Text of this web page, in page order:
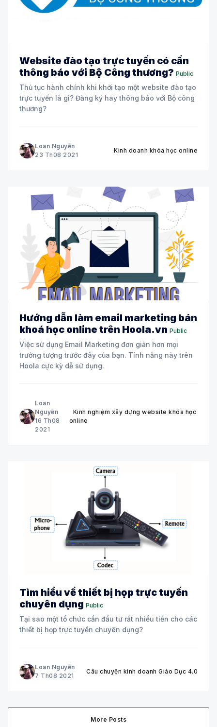
Website đào tạo trực tuyến có cần
thông báo với Bộ Công thương? Public
Thủ tục hành chính khi khởi tạo một website đào tạo
trực tuyến là gì? Đăng ký hay thông báo với Bộ công
thương?
Loan Nguyễn
23 Th08 2021
Kinh doanh khóa học online
Hướng dẫn làm email marketing bán
khoá học online trên Hoola.vn Public
Việc sử dụng Email Marketing đơn giản hơn mọi
trưởng tượng trước đây của bạn. Tính năng này trên
Hoola cực kỳ dễ sử dụng.
Loan
Nguyễn
16 Th08
2021
Kinh nghiệm xây dựng website khóa học
online
Tìm hiểu về thiết bị họp trực tuyến
chuyên dụng Public
Tại sao một tổ chức cần đầu tư rất nhiều tiền cho các
thiết bị họp trực tuyến chuyên dụng?
Loan Nguyễn
7 Th08 2021
Câu chuyện kinh doanh Giáo Dục 4.0
More Posts